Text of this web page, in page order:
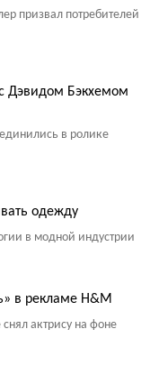
призвал потребителей
Дэвидом Бэкхемом
в ролике
одежду
в модной индустрии
в рекламе H&M
актрису на фоне